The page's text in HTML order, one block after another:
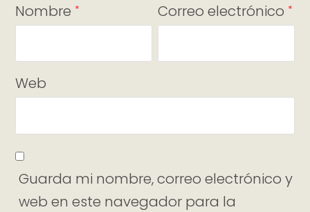
Nombre * Correo electrónico *
Web
Guarda mi nombre, correo electrónico y
web en este navegador para la